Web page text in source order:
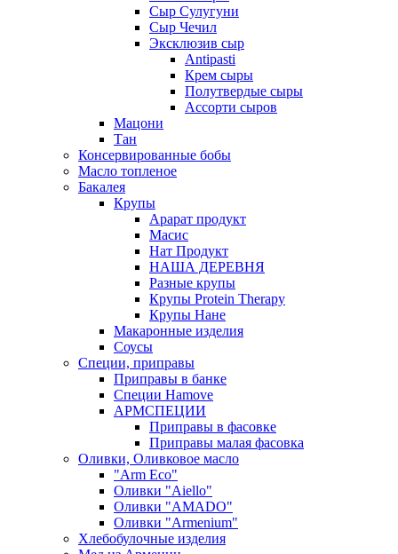
Сыр Сулугуни
Сыр Чечил
Эксклюзив сыр
Antipasti
Крем сыры
Полутвердые сыры
Ассорти сыров
Мацони
Тан
Консервированные бобы
Масло топленое
Бакалея
Крупы
Арарат продукт
Масис
Нат Продукт
НАША ДЕРЕВНЯ
Разные крупы
Крупы Protein Therapy
Крупы Нане
Макаронные изделия
Соусы
Специи, приправы
Приправы в банке
Специи Hamove
АРМСПЕЦИИ
Приправы в фасовке
Приправы малая фасовка
Оливки, Оливковое масло
"Arm Eco"
Оливки "Aiello"
Оливки "AMADO"
Оливки "Armenium"
Хлебобулочные изделия